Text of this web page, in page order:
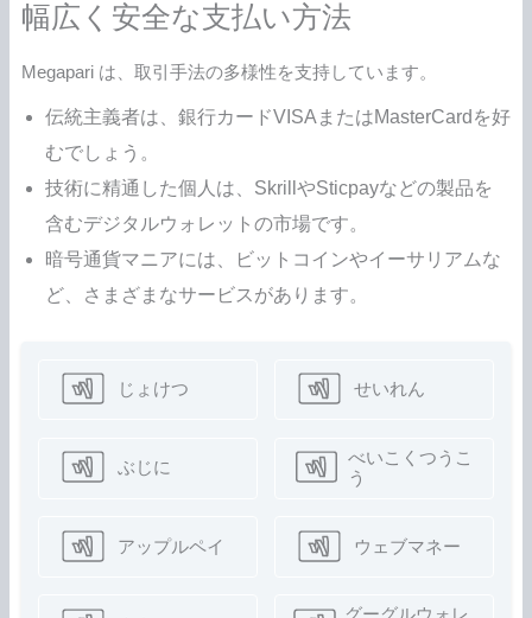
幅広く安全な支払い方法
Megapari は、取引手法の多様性を支持しています。
伝統主義者は、銀行カードVISAまたはMasterCardを好
むでしょう。
技術に精通した個人は、SkrillやSticpayなどの製品を
含むデジタルウォレットの市場です。
暗号通貨マニアには、ビットコインやイーサリアムな
ど、さまざまなサービスがあります。
じょけつ せいれん
ぶじに
べいこくつうこ
う
アップルペイ ウェブマネー